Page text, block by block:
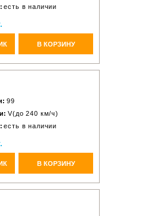
есть в наличии
В КОРЗИНУ
99
V(до 240 км/ч)
есть в наличии
В КОРЗИНУ